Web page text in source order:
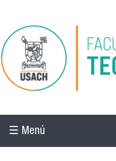
Pasar al contenido principal
☰ Menú